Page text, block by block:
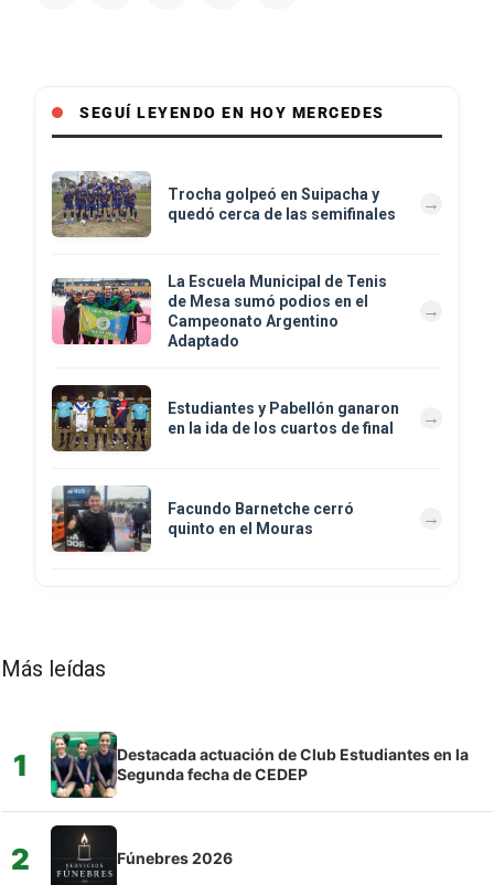
SEGUÍ LEYENDO EN HOY MERCEDES
Trocha golpeó en Suipacha y
quedó cerca de las semifinales
La Escuela Municipal de Tenis
de Mesa sumó podios en el
Campeonato Argentino
Adaptado
Estudiantes y Pabellón ganaron
en la ida de los cuartos de final
Facundo Barnetche cerró
quinto en el Mouras
Más leídas
1
Destacada actuación de Club Estudiantes en la
Segunda fecha de CEDEP
2 Fúnebres 2026